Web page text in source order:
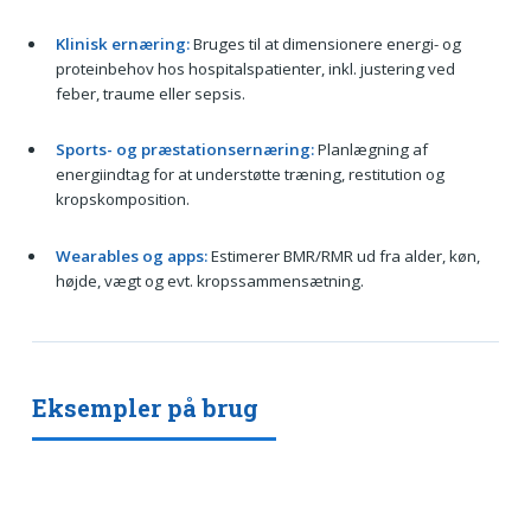
Klinisk ernæring:Bruges til at dimensionere energi- og
proteinbehov hos hospitalspatienter, inkl. justering ved
feber, traume eller sepsis.
Sports- og præstationsernæring:Planlægning af
energiindtag for at understøtte træning, restitution og
kropskomposition.
Wearables og apps:Estimerer BMR/RMR ud fra alder, køn,
højde, vægt og evt. kropssammensætning.
Eksempler på brug